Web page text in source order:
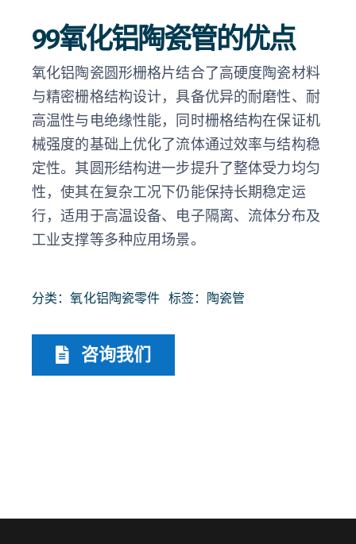
99氧化铝陶瓷管的优点
氧化铝陶瓷圆形栅格片结合了高硬度陶瓷材料
与精密栅格结构设计，具备优异的耐磨性、耐
高温性与电绝缘性能，同时栅格结构在保证机
械强度的基础上优化了流体通过效率与结构稳
定性。其圆形结构进一步提升了整体受力均匀
性，使其在复杂工况下仍能保持长期稳定运
行，适用于高温设备、电子隔离、流体分布及
工业支撑等多种应用场景。
分类：氧化铝陶瓷零件 标签： 陶瓷管
咨询我们